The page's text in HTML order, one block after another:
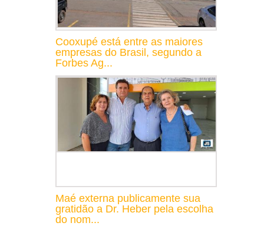
Cooxupé está entre as maiores
empresas do Brasil, segundo a
Forbes Ag...
Maé externa publicamente sua
gratidão a Dr. Heber pela escolha
do nom...